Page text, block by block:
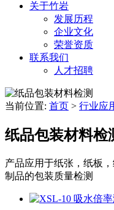
关于竹岩
发展历程
企业文化
荣誉资质
联系我们
人才招聘
当前位置: 首页 > 行业应
纸品包装材料检
产品应用于纸张，纸板
制品的包装质量检测